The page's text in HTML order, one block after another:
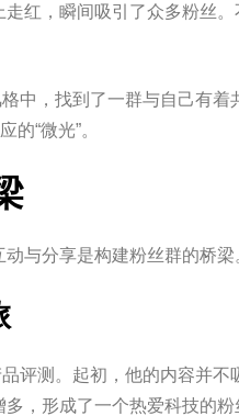
红，瞬间吸引了众多粉丝
中，找到了一群与自己有
“微光”。
与分享是构建粉丝群的桥梁
评测。起初，他的内容并不
，形成了一个热爱科技的粉